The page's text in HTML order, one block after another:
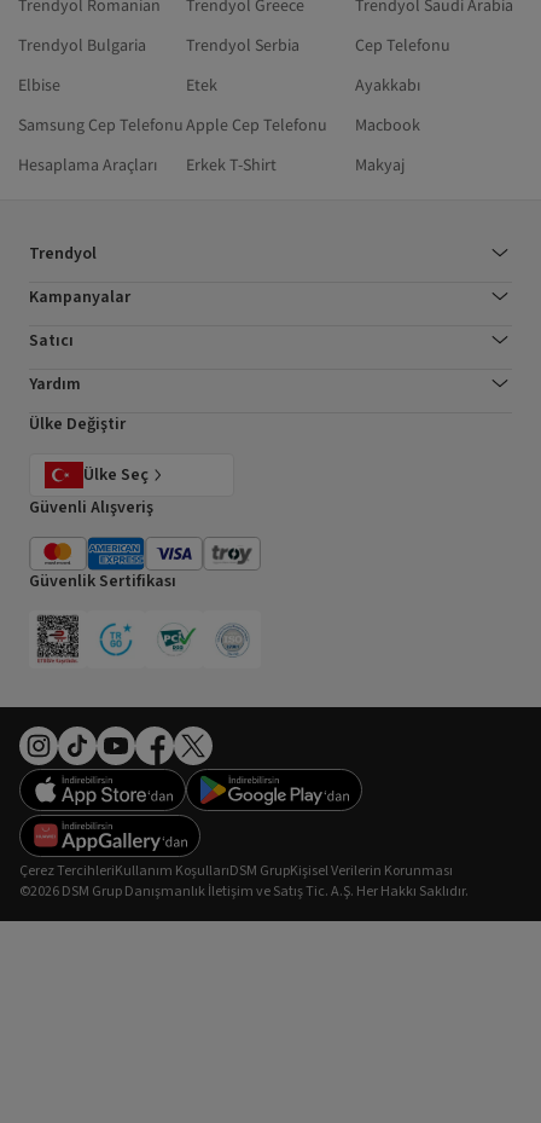
Trendyol Romanian
Trendyol Greece
Trendyol Saudi Arabia
Trendyol Bulgaria
Trendyol Serbia
Cep Telefonu
Elbise
Etek
Ayakkabı
Samsung Cep TelefonuApple Cep Telefonu
Macbook
Hesaplama Araçları
Erkek T-Shirt Makyaj
Trendyol
Kampanyalar
Satıcı
Yardım
Ülke Değiştir
Ülke Seç
Güvenli Alışveriş
Güvenlik Sertifikası
©2026 DSM Grup Danışmanlık İletişim ve Satış Tic. A.Ş. Her Hakkı Saklıdır.
Çerez TercihleriKullanım KoşullarıDSM GrupKişisel Verilerin Korunması